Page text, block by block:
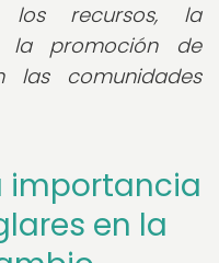
los recursos, la
la promoción de
las comunidades
importancia
en la